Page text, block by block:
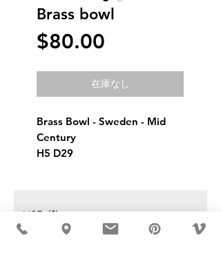
Brass bowl
$80.00
格
在庫なし
Brass Bowl - Sweden - Mid
Century
H5 D29
USD ($)